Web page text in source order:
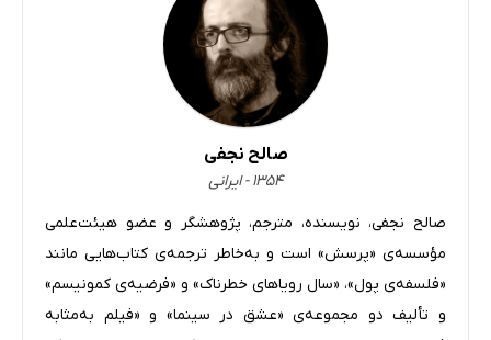
صالح نجفی
۱۳۵۴ - ایرانی
صالح نجفی، نویسنده، مترجم، پژوهشگر و عضو هیئت‌علمی
مؤسسه‌ی «پرسش» است و به‌خاطر ترجمه‌ی کتاب‌هایی مانند
«فلسفه‌ی پول»، «سال رویاهای خطرناک» و «فرضیه‌ی کمونیسم»
و تألیف دو مجموعه‌ی «عشق در سینما» و «فیلم به‌مثابه